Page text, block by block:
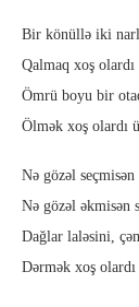
Bir könüllə iki
Qalmaq xoş olardı
Ömrü boyu bir
Ölmək xoş olardı
Nə gözəl
Nə gözəl əkmisən
Dağlar laləsini,
Dərmək xoş olardı